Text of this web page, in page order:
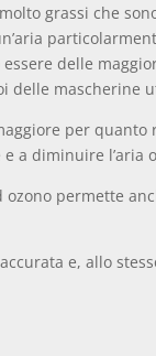
grassi che
delle
delle mascherine
per
a diminuire l’aria
ozono permette
e, allo